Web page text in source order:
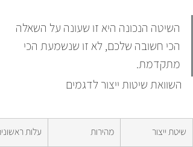
השיטה הנכונה היא זו שעונה על השאלה
הכי חשובה שלכם, לא זו שנשמעת הכי
מתקדמת.
השוואת שיטות ייצור לדגמים
שיטת ייצור מהירות עלות